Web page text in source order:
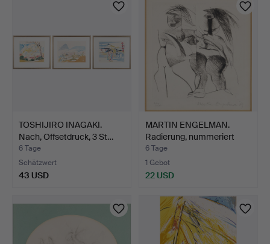
TOSHIJIRO INAGAKI.
Nach, Offsetdruck, 3 St…
6 Tage
Schätzwert
43 USD
MARTIN ENGELMAN.
Radierung, nummeriert
2/2…
6 Tage
1 Gebot
22 USD